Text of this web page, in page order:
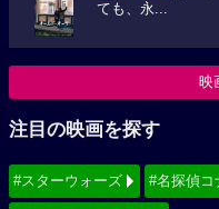
ても、永...
映
注目の映画を探す
#スターウォーズ #名探偵コ